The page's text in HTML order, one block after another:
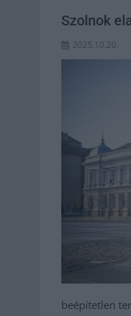
Szolnok
2025.10.20.
beépítetlen